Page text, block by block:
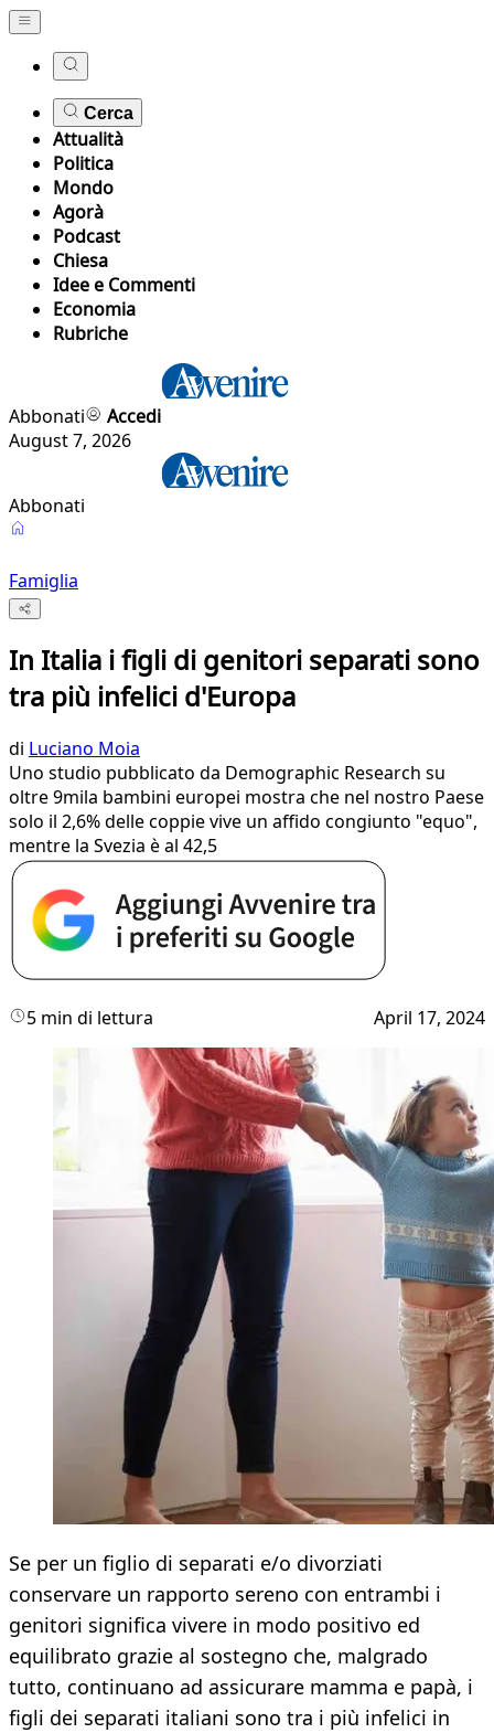
Cerca
Attualità
Politica
Mondo
Agorà
Podcast
Chiesa
Idee e Commenti
Economia
Rubriche
Abbonati
Accedi
August 7, 2026
Abbonati
Famiglia
In Italia i figli di genitori separati sono
tra più infelici d'Europa
di Luciano Moia
Uno studio pubblicato da Demographic Research su
oltre 9mila bambini europei mostra che nel nostro Paese
solo il 2,6% delle coppie vive un affido congiunto "equo",
mentre la Svezia è al 42,5
5 min di lettura April 17, 2024
Se per un figlio di separati e/o divorziati
conservare un rapporto sereno con entrambi i
genitori significa vivere in modo positivo ed
equilibrato grazie al sostegno che, malgrado
tutto, continuano ad assicurare mamma e papà, i
figli dei separati italiani sono tra i più infelici in